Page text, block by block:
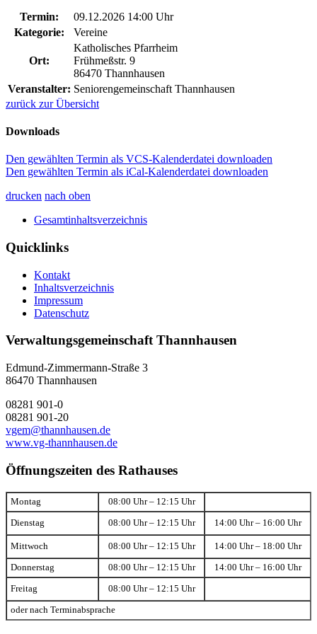
Termin:
09.12.2026 14:00 Uhr
Kategorie:
Vereine
Ort:
Katholisches Pfarrheim
Frühmeßstr. 9
86470 Thannhausen
Veranstalter: Seniorengemeinschaft Thannhausen
zurück zur Übersicht
Downloads
Den gewählten Termin als VCS-Kalenderdatei downloaden
Den gewählten Termin als iCal-Kalenderdatei downloaden
drucken nach oben
Gesamtinhaltsverzeichnis
Quicklinks
Kontakt
Inhaltsverzeichnis
Impressum
Datenschutz
Verwaltungsgemeinschaft Thannhausen
Edmund-Zimmermann-Straße 3
86470 Thannhausen
08281 901-0
08281 901-20
vgem@thannhausen.de
www.vg-thannhausen.de
Öffnungszeiten des Rathauses
Montag 08:00 Uhr – 12:15 Uhr
Dienstag 08:00 Uhr – 12:15 Uhr 14:00 Uhr – 16:00 Uhr
Mittwoch 08:00 Uhr – 12:15 Uhr 14:00 Uhr – 18:00 Uhr
Donnerstag 08:00 Uhr – 12:15 Uhr 14:00 Uhr – 16:00 Uhr
Freitag 08:00 Uhr – 12:15 Uhr
oder nach Terminabsprache